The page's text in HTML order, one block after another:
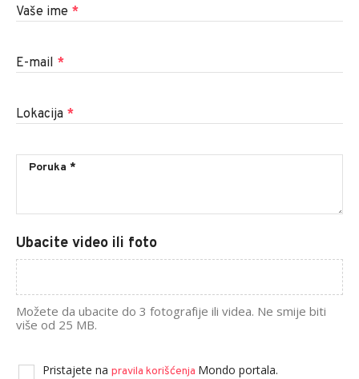
Vaše ime *
E-mail *
Lokacija *
Ubacite video ili foto
Možete da ubacite do 3 fotografije ili videa. Ne smije biti
više od 25 MB.
Pristajete na pravila korišćenja Mondo portala.